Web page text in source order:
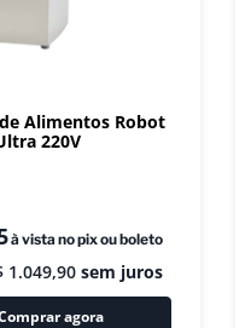
Alimentos Robot
220V
à vista no pix ou boleto
1.049,90sem juros
agora